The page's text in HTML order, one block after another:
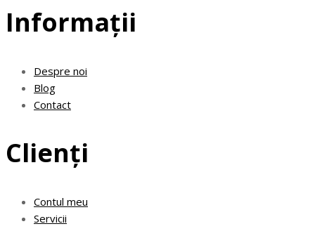
Informații
Despre noi
Blog
Contact
Clienți
Contul meu
Servicii